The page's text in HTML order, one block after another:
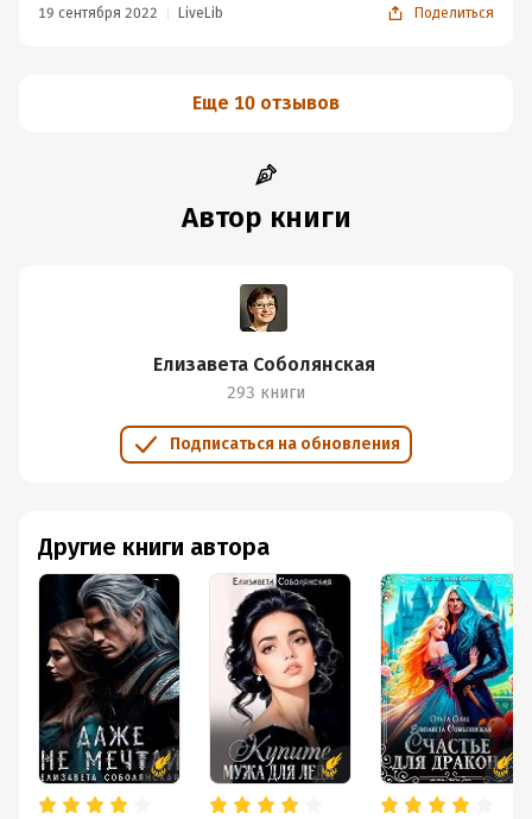
После книги все равно хочется лета, вина, багета, сыра
19 сентября 2022 LiveLib Поделиться
Еще 10 отзывов
Автор книги
Елизавета Соболянская
293 книги
Подписаться на обновления
Другие книги автора